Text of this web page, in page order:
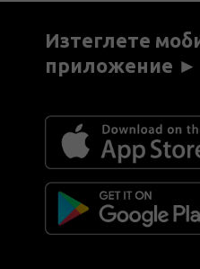
Изтеглете
приложение ►